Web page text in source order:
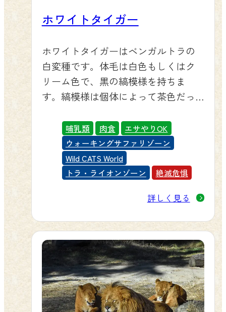
ホワイトタイガー
ホワイトタイガーはベンガルトラの
白変種です。体毛は白色もしくはク
リーム色で、黒の縞模様を持ちま
す。縞模様は個体によって茶色だっ
す。鼻や肉球はピンク色をしてい
て、目の色はほとんどの個体がアイ
スブルーです。
群馬サファリパークでは、国内最大
しています。（トラゾーンとウオー
キンサファリグゾーンで展示してい
ます）
哺乳類 肉食
エサやりOK
ウォーキングサファリゾーン
Wild CATS World
トラ・ライオンゾーン
絶滅危惧
詳しく見る